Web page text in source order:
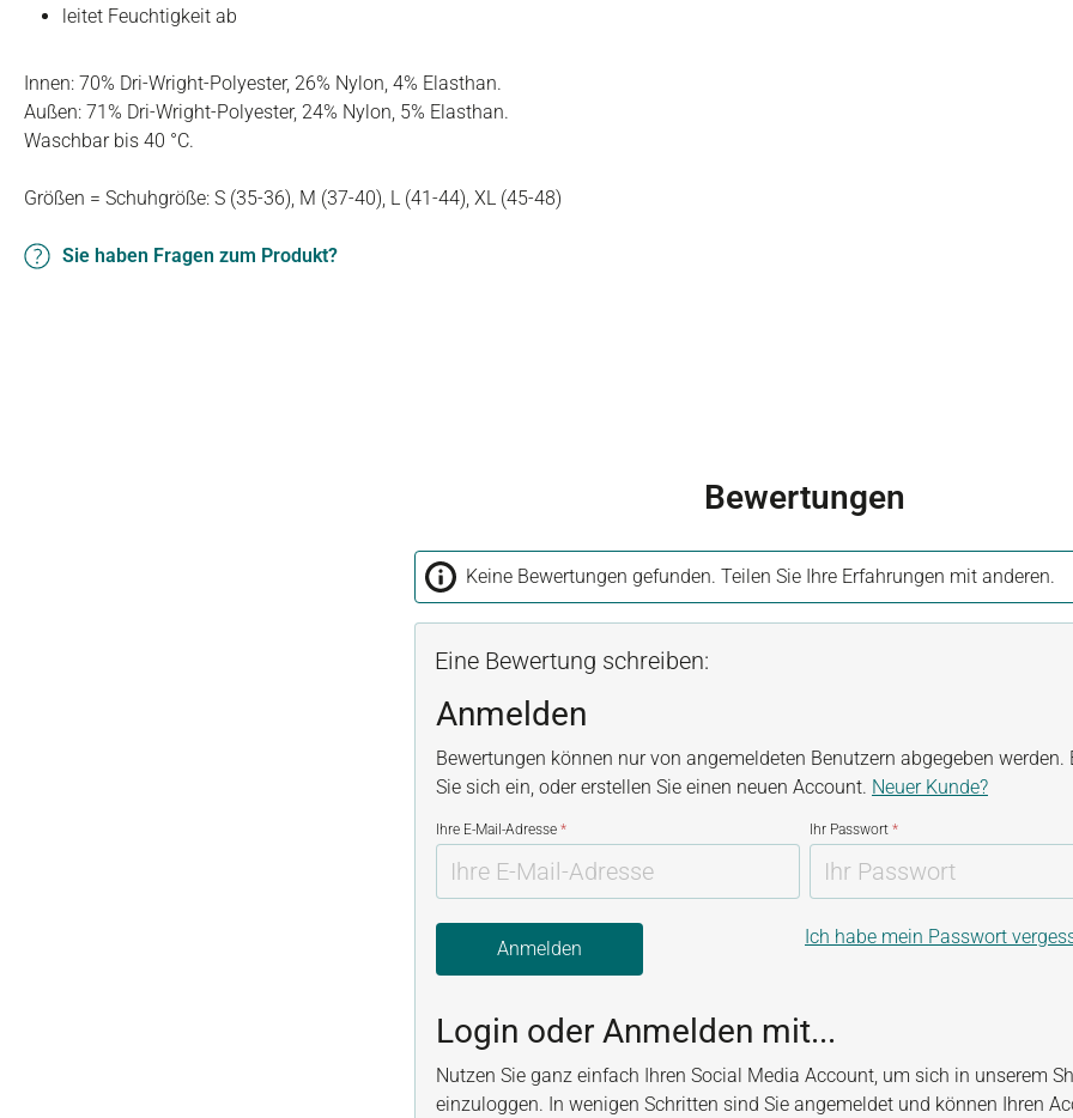
leitet Feuchtigkeit ab
Innen: 70% Dri-Wright-Polyester, 26% Nylon, 4% Elasthan.
Außen: 71% Dri-Wright-Polyester, 24% Nylon, 5% Elasthan.
Waschbar bis 40 °C.
Größen = Schuhgröße: S (35-36), M (37-40), L (41-44), XL (45-48)
Sie haben Fragen zum Produkt?
Bewertungen
Keine Bewertungen gefunden. Teilen Sie Ihre Erfahrungen mit anderen.
Eine Bewertung schreiben:
Anmelden
Bewertungen können nur von angemeldeten Benutzern abgegeben werden.
Sie sich ein, oder erstellen Sie einen neuen Account. Neuer Kunde?
Ihre E-Mail-Adresse * Ihr Passwort *
Anmelden
Ich habe mein Passwort
Login oder Anmelden mit...
Nutzen Sie ganz einfach Ihren Social Media Account, um sich in unserem
einzuloggen. In wenigen Schritten sind Sie angemeldet und können Ihren